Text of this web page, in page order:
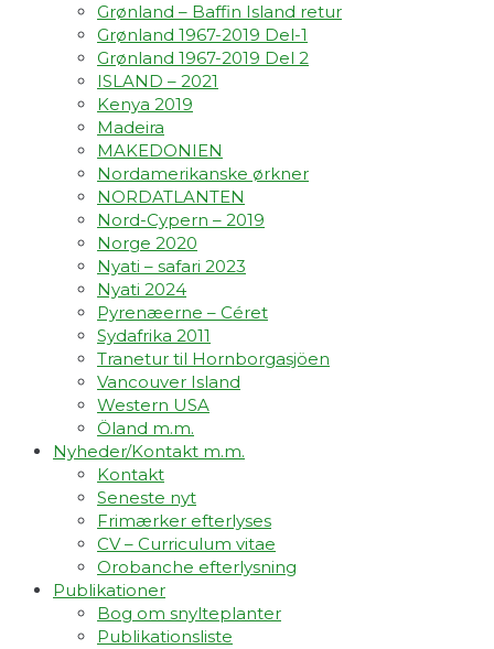
Grønland – Baffin Island retur
Grønland 1967-2019 Del-1
Grønland 1967-2019 Del 2
ISLAND – 2021
Kenya 2019
Madeira
MAKEDONIEN
Nordamerikanske ørkner
NORDATLANTEN
Nord-Cypern – 2019
Norge 2020
Nyati – safari 2023
Nyati 2024
Pyrenæerne – Céret
Sydafrika 2011
Tranetur til Hornborgasjöen
Vancouver Island
Western USA
Öland m.m.
Nyheder/Kontakt m.m.
Kontakt
Seneste nyt
Frimærker efterlyses
CV – Curriculum vitae
Orobanche efterlysning
Publikationer
Bog om snylteplanter
Publikationsliste